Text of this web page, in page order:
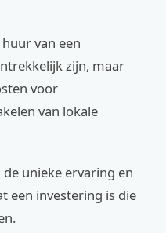
van een
zijn, maar
voor
van lokale
unieke ervaring en
een investering is die